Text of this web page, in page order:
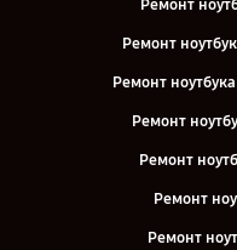
Ремонт
Ремонт
Ремонт
Ремонт
Ремонт
Ремонт
Ремонт